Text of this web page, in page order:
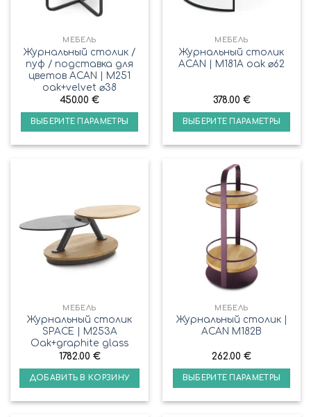
МЕБЕЛЬ
Журнальный столик /
пуф / подставка для
цветов ACAN | M251
oak+velvet ⌀38
450.00 €
ВЫБЕРИТЕ ПАРАМЕТРЫ
МЕБЕЛЬ
Журнальный столик
ACAN | M181A oak ⌀62
378.00 €
ВЫБЕРИТЕ ПАРАМЕТРЫ
МЕБЕЛЬ
Журнальный столик
SPACE | M253A
Oak+graphite glass
1782.00 €
ДОБАВИТЬ В КОРЗИНУ
МЕБЕЛЬ
Журнальный столик |
ACAN M182B
262.00 €
ВЫБЕРИТЕ ПАРАМЕТРЫ